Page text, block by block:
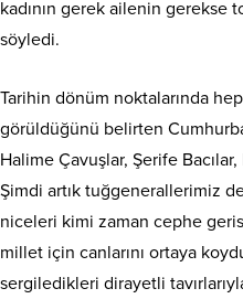
kadının gerek ailenin gerekse
söyledi.
Tarihin dönüm noktalarında hep
görüldüğünü belirten
Halime Çavuşlar, Şerife
Şimdi artık tuğgenerallerimiz
niceleri kimi zaman cephe
millet için canlarını ortaya
sergiledikleri dirayetli